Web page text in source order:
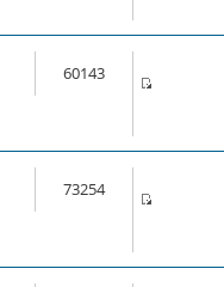
60143
73254